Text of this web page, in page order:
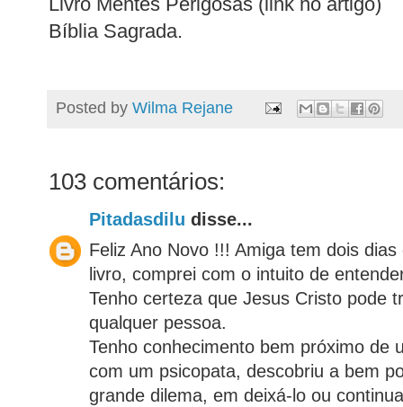
Bíblia Sagrada.
Posted by Wilma Rejane
103 comentários:
Pitadasdilu disse...
Feliz Ano Novo !!! Amiga tem dois
livro, comprei com o intuito de
Tenho certeza que Jesus Cristo pode
qualquer pessoa.
Tenho conhecimento bem próximo de
com um psicopata, descobriu a bem
grande dilema, em deixá-lo ou